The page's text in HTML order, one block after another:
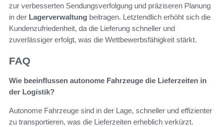
zur verbesserten Sendungsverfolgung und präziseren Planung
in der Lagerverwaltung beitragen. Letztendlich erhöht sich die
Kundenzufriedenheit, da die Lieferung schneller und
zuverlässiger erfolgt, was die Wettbewerbsfähigkeit stärkt.
FAQ
Wie beeinflussen autonome Fahrzeuge die Lieferzeiten in
der Logistik?
Autonome Fahrzeuge sind in der Lage, schneller und effizienter
zu transportieren, was die Lieferzeiten erheblich verkürzt.